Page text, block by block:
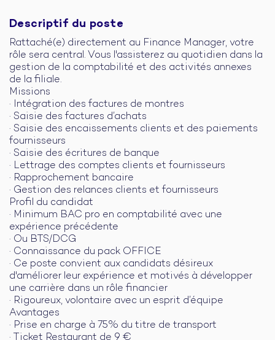
Descriptif du poste
Rattaché(e) directement au Finance Manager, votre
rôle sera central. Vous l'assisterez au quotidien dans la
gestion de la comptabilité et des activités annexes
de la filiale.
Missions
· Intégration des factures de montres
· Saisie des factures d’achats
· Saisie des encaissements clients et des paiements
fournisseurs
· Saisie des écritures de banque
· Lettrage des comptes clients et fournisseurs
· Rapprochement bancaire
· Gestion des relances clients et fournisseurs
Profil du candidat
· Minimum BAC pro en comptabilité avec une
expérience précédente
· Ou BTS/DCG
· Connaissance du pack OFFICE
· Ce poste convient aux candidats désireux
d'améliorer leur expérience et motivés à développer
une carrière dans un rôle financier
· Rigoureux, volontaire avec un esprit d’équipe
Avantages
· Prise en charge à 75% du titre de transport